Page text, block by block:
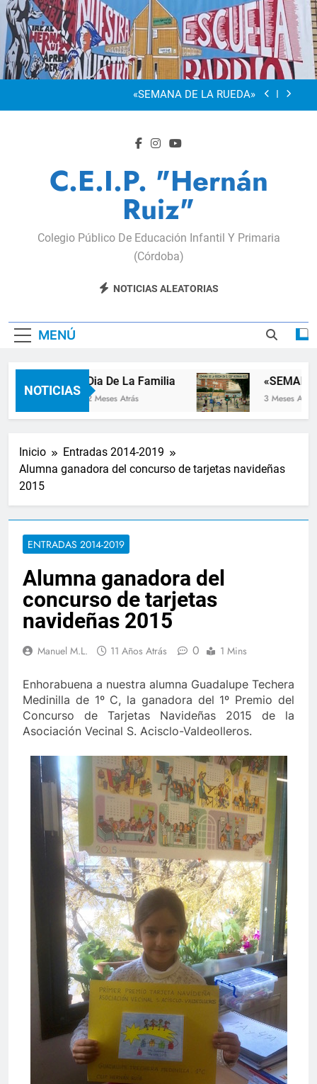
Saltar
al
contenido
“Visibles Sí”
Dia De La Familia
«SEMANA DE LA RUEDA»
Dia De La Familia
«SEMANA DE LA RUEDA»
Apadrinamiento Lector 2026
C.E.I.P. "Hernán
Ruiz"
Colegio Público De Educación Infantil Y Primaria
(Córdoba)
NOTICIAS ALEATORIAS
MENÚ
NOTICIAS
Dia De La Familia
2 Meses Atrás
«SEMANA
3 Meses Atrás
Inicio
Entradas 2014-2019
Alumna ganadora del concurso de tarjetas navideñas
2015
ENTRADAS 2014-2019
Alumna ganadora del
concurso de tarjetas
navideñas 2015
Manuel M.L. 11 Años Atrás 0 1 Mins
Enhorabuena a nuestra alumna Guadalupe Techera
Medinilla de 1º C, la ganadora del 1º Premio del
Concurso de Tarjetas Navideñas 2015 de la
Asociación Vecinal S. Acisclo-Valdeolleros.